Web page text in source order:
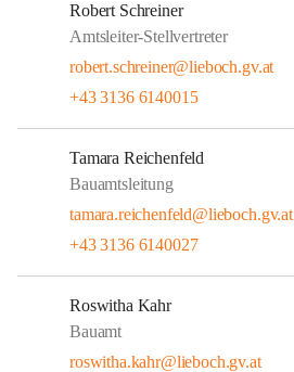
Robert Schreiner
Amtsleiter-Stellvertreter
robert.schreiner@lieboch.gv.at
+43 3136 6140015
Tamara Reichenfeld
Bauamtsleitung
tamara.reichenfeld@lieboch.gv.at
+43 3136 6140027
Roswitha Kahr
Bauamt
roswitha.kahr@lieboch.gv.at